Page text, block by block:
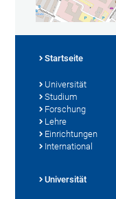
Startseite
Universität
Studium
Forschung
Lehre
Einrichtungen
International
Universität